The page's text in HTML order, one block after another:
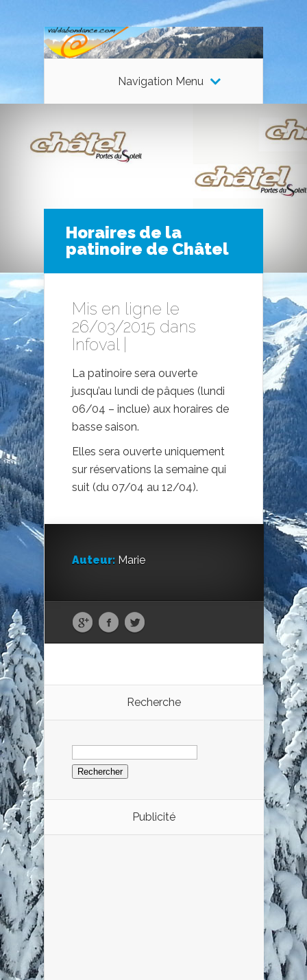
Navigation Menu
Horaires de la
patinoire de Châtel
Mis en ligne le
26/03/2015 dans
Infoval
La patinoire sera ouverte
jusqu’au lundi de pâques (lundi
06/04 – inclue) aux horaires de
basse saison.
Elles sera ouverte uniquement
sur réservations la semaine qui
suit (du 07/04 au 12/04).
Auteur: Marie
Recherche
Rechercher :
Publicité